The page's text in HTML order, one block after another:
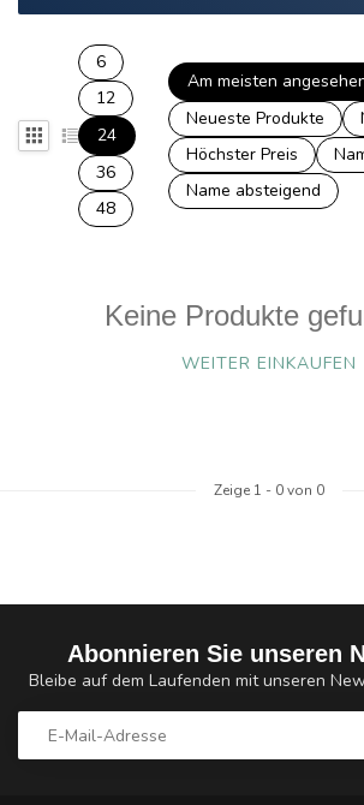
6
12
24
36
48
Am meisten
Neueste Produkte
Höchster Preis
Name absteigend
Keine Produkte
WEITER EINKAUFEN
Zeige 1 - 0von 0
Abonnieren Sie unseren
Bleibe auf dem Laufenden mit unseren